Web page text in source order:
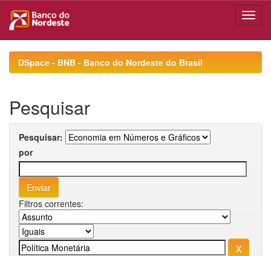
navigationDSpace - BNB - Banco do Nordeste do Brasil
Pesquisar
Pesquisar:
por
Filtros correntes: